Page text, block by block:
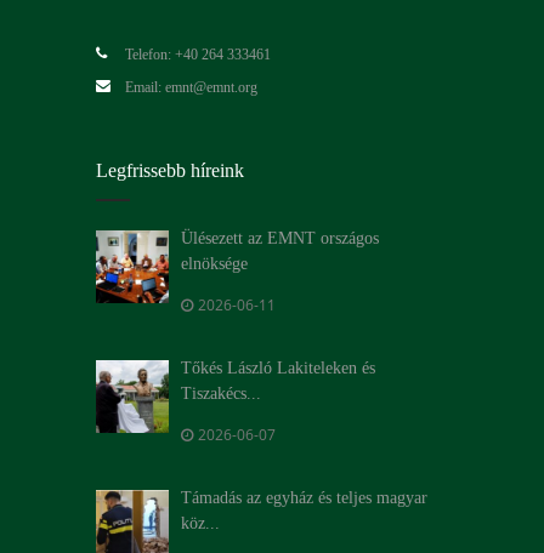
Telefon: +40 264 333461
Email: emnt@emnt.org
Legfrissebb híreink
Ülésezett az EMNT országos
elnöksége
2026-06-11
Tőkés László Lakiteleken és
Tiszakécs...
2026-06-07
Támadás az egyház és teljes magyar
köz...